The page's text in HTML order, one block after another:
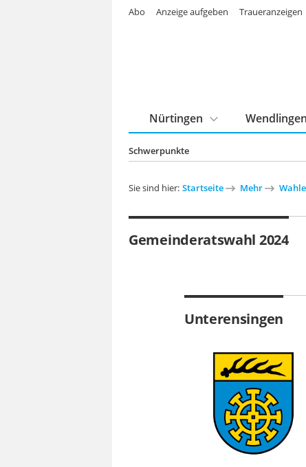
Schwerpunkte
Nürtingen Wendlingen
Abo Anzeige aufgeben Traueranzeigen
Sie sind hier: Startseite Mehr
Gemeinderatswahl 2024
Unterensingen